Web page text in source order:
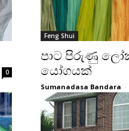
0
Feng Shui
පාට පිරුණු
යෝගයක්‌
Sumanadasa Bandara -